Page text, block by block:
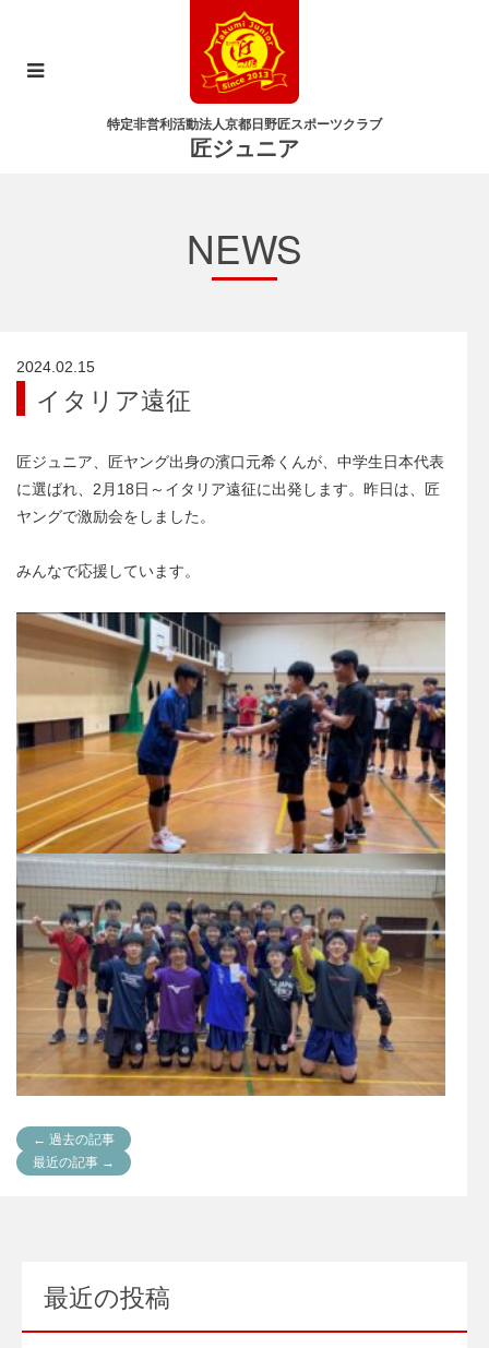
特定非営利活動法人京都日野匠スポーツクラブ
匠ジュニア
NEWS
2024.02.15
イタリア遠征
匠ジュニア、匠ヤング出身の濱口元希くんが、中学生日本代表
に選ばれ、2月18日～イタリア遠征に出発します。昨日は、匠
ヤングで激励会をしました。
みんなで応援しています。
← 過去の記事
最近の記事 →
最近の投稿